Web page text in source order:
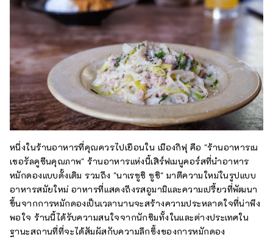
หนึ่งในร้านอาหารที่คุณควรไปเยือนใน เมืองกิฟุ คือ "ร้านอาหารเน
เชอรัลคูซีนคุณภาพ" ร้านอาหารแห่งนี้เสิร์ฟเมนูคอร์สที่นำอาหาร
หมักดองแบบดั้งเดิม รวมถึง "นาเรซูชิ ซูชิ" มาตีความใหม่ในรูปแบบ
อาหารสมัยใหม่ อาหารที่แสดงถึงรสอูมามิและความเปรี้ยวที่พัฒนา
ขึ้นจากการหมักดองเป็นเวลานานจะสร้างความประหลาดใจที่น่าพึง
พอใจ ร้านนี้ได้รับความสนใจจากนักชิมทั้งในและต่างประเทศใน
ฐานะสถานที่ที่จะได้สัมผัสกับความลึกซึ้งของการหมักดอง